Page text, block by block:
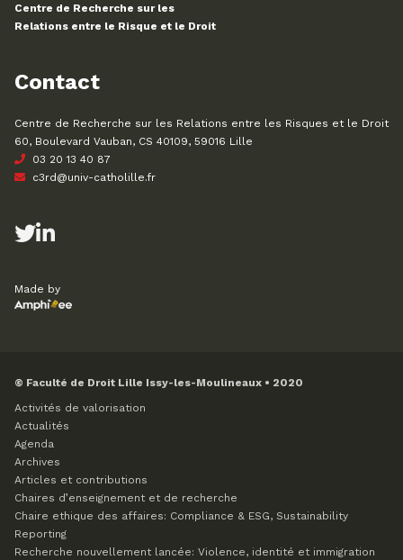
Centre de Recherche sur les
Relations entre le Risque et le Droit
Contact
Centre de Recherche sur les Relations entre les Risques et le Droit
60, Boulevard Vauban, CS 40109, 59016 Lille
03 20 13 40 87
c3rd@univ-catholille.fr
Made by
© Faculté de Droit Lille Issy-les-Moulineaux • 2020
Activités de valorisation
Actualités
Agenda
Archives
Articles et contributions
Chaires d’enseignement et de recherche
Chaire ethique des affaires: Compliance & ESG, Sustainability
Reporting
Recherche nouvellement lancée: Violence, identité et immigration